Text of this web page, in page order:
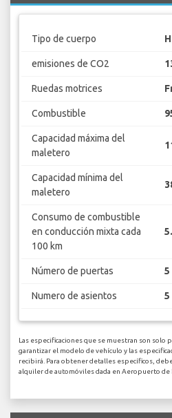
Tipo de cuerpo
emisiones de CO2
Ruedas motrices
Combustible
Capacidad máxima del
maletero
Capacidad mínima del
maletero
Consumo de combustible
en conducción mixta cada
100 km
Número de puertas 5
Numero de asientos 5
Las especificaciones que se muestran son
garantizar el modelo de vehículo y las
recibirá. Para obtener detalles específicos,
alquiler de automóviles dada en Aeropuerto de